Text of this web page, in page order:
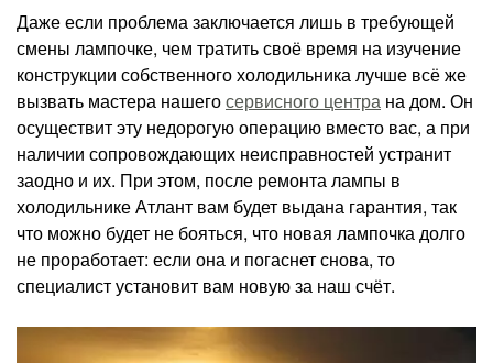
Даже если проблема заключается лишь в требующей
смены лампочке, чем тратить своё время на изучение
конструкции собственного холодильника лучше всё же
вызвать мастера нашегосервисного центра на дом. Он
осуществит эту недорогую операцию вместо вас, а при
наличии сопровождающих неисправностей устранит
заодно и их. При этом, после ремонта лампы в
холодильнике Атлант вам будет выдана гарантия, так
что можно будет не бояться, что новая лампочка долго
не проработает: если она и погаснет снова, то
специалист установит вам новую за наш счёт.